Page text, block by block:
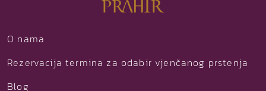
O nama
Rezervacija termina za odabir vjenčanog prstenja
Blog